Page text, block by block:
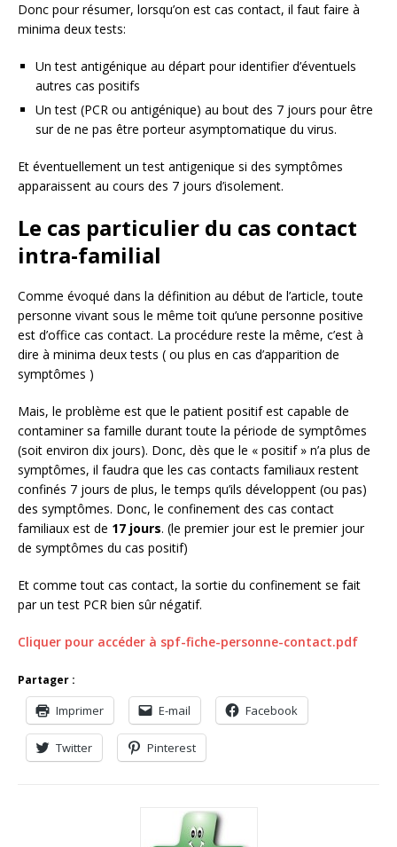
Donc pour résumer, lorsqu’on est cas contact, il faut faire à
minima deux tests:
Un test antigénique au départ pour identifier d’éventuels
autres cas positifs
Un test (PCR ou antigénique) au bout des 7 jours pour être
sur de ne pas être porteur asymptomatique du virus.
Et éventuellement un test antigenique si des symptômes
apparaissent au cours des 7 jours d’isolement.
Le cas particulier du cas contact
intra-familial
Comme évoqué dans la définition au début de l’article, toute
personne vivant sous le même toit qu’une personne positive
est d’office cas contact. La procédure reste la même, c’est à
dire à minima deux tests ( ou plus en cas d’apparition de
symptômes )
Mais, le problème est que le patient positif est capable de
contaminer sa famille durant toute la période de symptômes
(soit environ dix jours). Donc, dès que le « positif » n’a plus de
symptômes, il faudra que les cas contacts familiaux restent
confinés 7 jours de plus, le temps qu’ils développent (ou pas)
des symptômes. Donc, le confinement des cas contact
familiaux est de 17 jours. (le premier jour est le premier jour
de symptômes du cas positif)
Et comme tout cas contact, la sortie du confinement se fait
par un test PCR bien sûr négatif.
Cliquer pour accéder à spf-fiche-personne-contact.pdf
Partager :
Imprimer E-mail Facebook
Twitter Pinterest